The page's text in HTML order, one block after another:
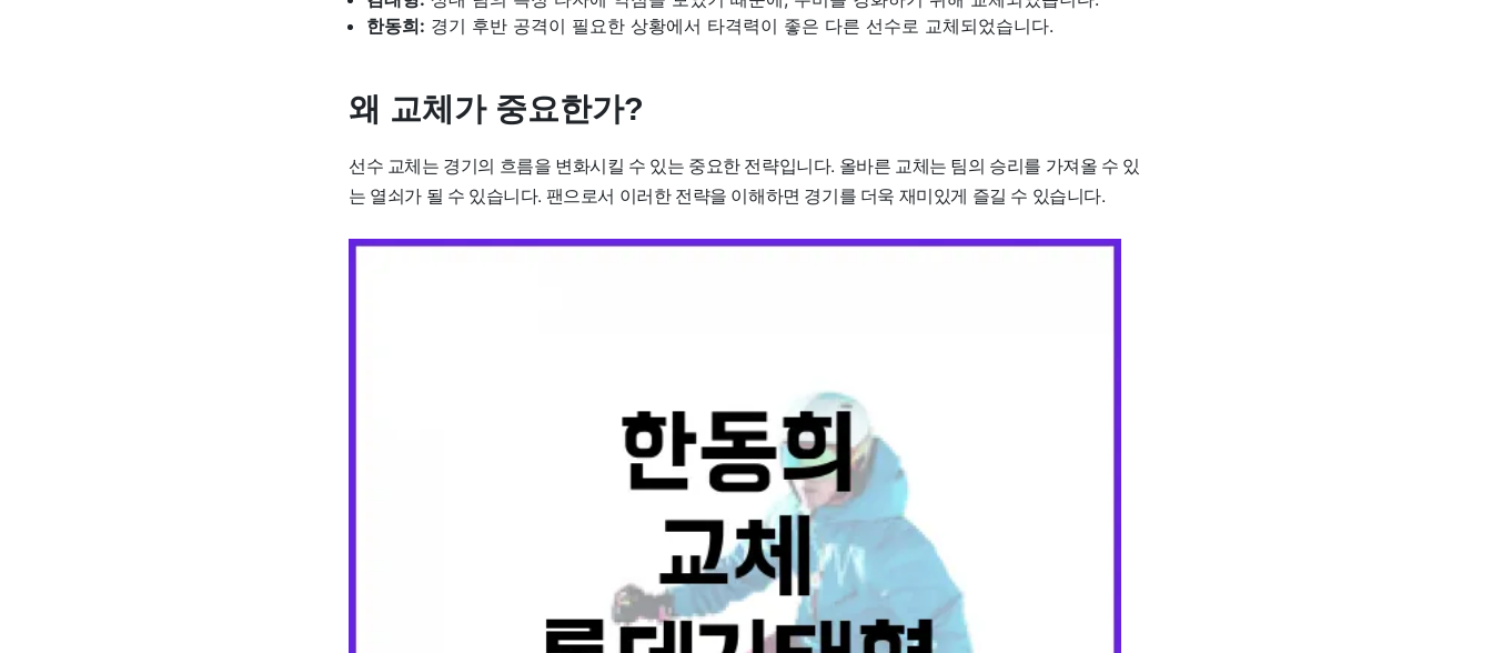
한동희: 경기 후반 공격이 필요한 상황에서 타격력이 좋은 다른 선수로 교체되었습니다.
왜 교체가 중요한가?
선수 교체는 경기의 흐름을 변화시킬 수 있는 중요한 전략입니다. 올바른 교체는 팀의 승리를 가져올 수 있
는 열쇠가 될 수 있습니다. 팬으로서 이러한 전략을 이해하면 경기를 더욱 재미있게 즐길 수 있습니다.